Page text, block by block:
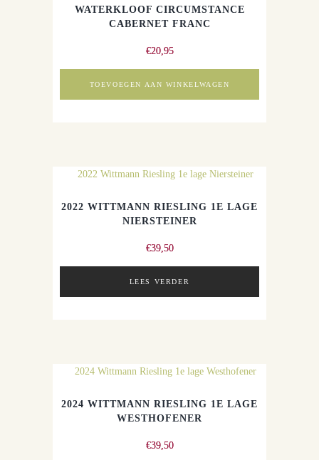
WATERKLOOF CIRCUMSTANCE
CABERNET FRANC
€20,95
TOEVOEGEN AAN WINKELWAGEN
2022 WITTMANN RIESLING 1E LAGE
NIERSTEINER
€39,50
LEES VERDER
2024 WITTMANN RIESLING 1E LAGE
WESTHOFENER
€39,50